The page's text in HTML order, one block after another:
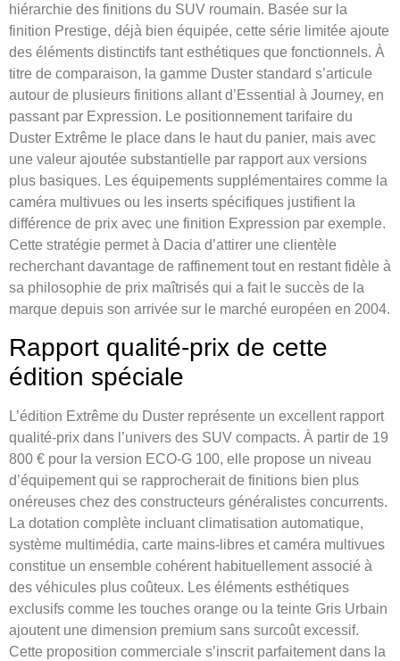
hiérarchie des finitions du SUV roumain. Basée sur la
finition Prestige, déjà bien équipée, cette série limitée ajoute
des éléments distinctifs tant esthétiques que fonctionnels. À
titre de comparaison, la gamme Duster standard s’articule
autour de plusieurs finitions allant d’Essential à Journey, en
passant par Expression. Le positionnement tarifaire du
Duster Extrême le place dans le haut du panier, mais avec
une valeur ajoutée substantielle par rapport aux versions
plus basiques. Les équipements supplémentaires comme la
caméra multivues ou les inserts spécifiques justifient la
différence de prix avec une finition Expression par exemple.
Cette stratégie permet à Dacia d’attirer une clientèle
recherchant davantage de raffinement tout en restant fidèle à
sa philosophie de prix maîtrisés qui a fait le succès de la
marque depuis son arrivée sur le marché européen en 2004.
Rapport qualité-prix de cette
édition spéciale
L’édition Extrême du Duster représente un excellent rapport
qualité-prix dans l’univers des SUV compacts. À partir de 19
800 € pour la version ECO-G 100, elle propose un niveau
d’équipement qui se rapprocherait de finitions bien plus
onéreuses chez des constructeurs généralistes concurrents.
La dotation complète incluant climatisation automatique,
système multimédia, carte mains-libres et caméra multivues
constitue un ensemble cohérent habituellement associé à
des véhicules plus coûteux. Les éléments esthétiques
exclusifs comme les touches orange ou la teinte Gris Urbain
ajoutent une dimension premium sans surcoût excessif.
Cette proposition commerciale s’inscrit parfaitement dans la